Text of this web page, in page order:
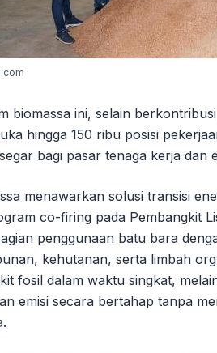
biomassa ini, selain
hingga 150 ribu posisi
bagi pasar tenaga kerja dan
menawarkan solusi transisi
co-firing pada Pembangkit
penggunaan batu bara
kehutanan, serta limbah
fosil dalam waktu singkat,
emisi secara bertahap tanpa